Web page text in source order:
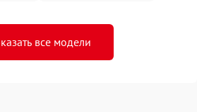
все модели